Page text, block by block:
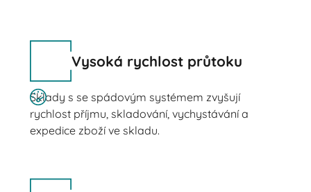
Vysoká rychlost průtoku
Sklady s se spádovým systémem zvyšují
rychlost příjmu, skladování, vychystávání a
expedice zboží ve skladu.